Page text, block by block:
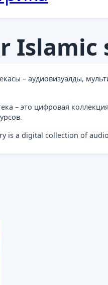
Islamic
– аудиовизуалды,
– это цифровая
is a digital collection of